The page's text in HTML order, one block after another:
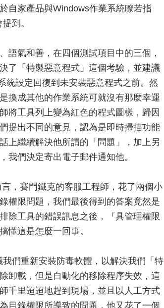
自家產品與Windows作業系統瞭若指
到。
語氣和善，在四個測試項目中的三個，
了「特製惡意程式」這個考驗，並建議
統設定回復到未安裝惡意程式之前。然
換成其他的作業系統可就沒有那麼幸運
將工具列上變為紅色的程式圖樣，歸因
提出不同的意見，認為是即時掃描功能
上繼續解決他所謂的「問題」，加上另
我們決定寄出電子郵件通知他。
，賽門鐵克的客服工程師，花了兩個小
權限問題，我們最後得到的答案竟然是
除工具的錯誤訊息之後，『具管理權限
懂這是怎麼一回事。
們重新安裝防毒軟體，以解決我們「特
卸載，但是自動化的移除程序失效，這
千里迢迢地趕到現場，並且以人工方式
目錄權限所導致的問題，他又花了一個